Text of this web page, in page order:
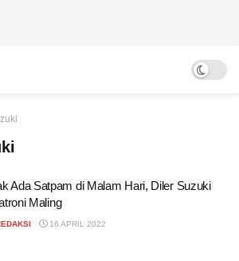
Ada Satpam di Malam Hari, Diler Suzuki
Maling
16 APRIL 2022